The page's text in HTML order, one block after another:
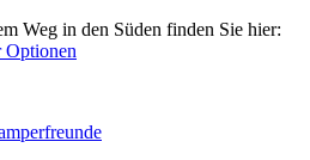
Weg in den Süden finden Sie hier:
Optionen